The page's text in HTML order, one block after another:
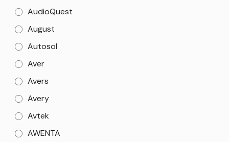
AudioQuest
August
Autosol
Aver
Avers
Avery
Avtek
AWENTA